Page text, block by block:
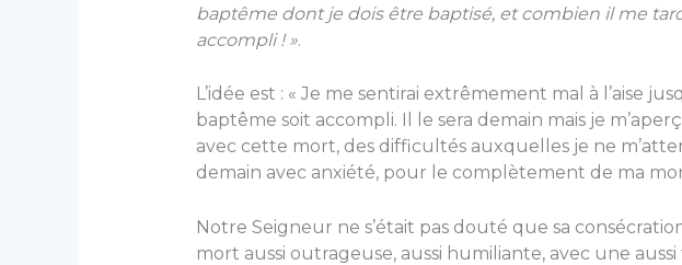
baptême dont je dois être baptisé, et combien il me
accompli ! ».
L’idée est : « Je me sentirai extrêmement mal à l’aise
baptême soit accompli. Il le sera demain mais je
avec cette mort, des difficultés auxquelles je ne
demain avec anxiété, pour le complètement de ma
Notre Seigneur ne s’était pas douté que sa
mort aussi outrageuse, aussi humiliante, avec une